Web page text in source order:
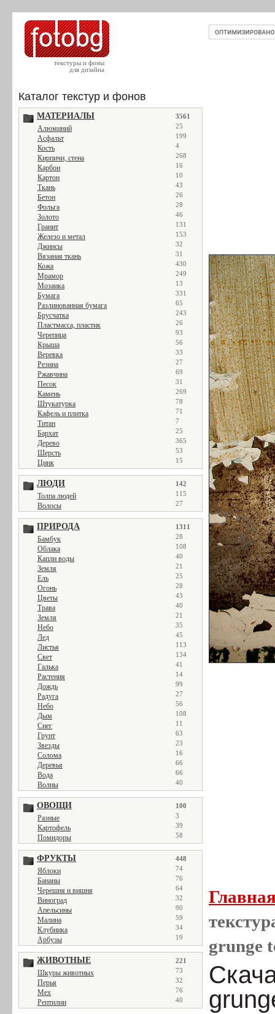
текстуры и фоны
для дизайна
Каталог текстур и фонов
МАТЕРИАЛЫ 3561
Алюминий 25
Асфальт 199
Кость 4
Кирпичи, стена 268
Карбон 16
Картон 10
Ткань 43
Бетон 26
Фольга 28
Золото 46
Гранит 131
Железо и метал 153
Джинсы 32
Вязаная ткань 31
Кожа 430
Мрамор 249
Мозаика 13
Бумага 331
Разлинованная бумага 65
Брусчатка 243
Пластмасса, пластик 26
Черепица 93
Крыша 56
Веревка 33
Резина 27
Ржавчина 69
Песок 31
Камень 269
Штукатурка 78
Кафель и плитка 71
Титан 7
Бархат 25
Дерево 365
Шерсть 53
Цинк 15
ЛЮДИ 142
Толпа людей 115
Волосы 27
ПРИРОДА 1311
Бамбук 28
Облака 108
Капли воды 40
Земля 21
Ель 25
Огонь 28
Цветы 43
Трава 40
Земля 21
Небо 35
Лед 45
Листья 113
Свет 134
Галька 41
Растения 14
Дождь 99
Радуга 27
Небо 56
Дым 108
Снег 11
Грунт 63
Звезды 23
Солома 16
Деревья 66
Вода 66
Волны 40
ОВОЩИ 100
Разные 3
Картофель 39
Помидоры 58
ФРУКТЫ 448
Яблоки 74
Бананы 76
Черешня и вишня 64
Виноград 32
Апельсины 90
Малина 59
Клубника 34
Арбузы 19
ЖИВОТНЫЕ 221
Шкуры животных 73
Перья 32
Мех 76
Рептилии 40
grunge